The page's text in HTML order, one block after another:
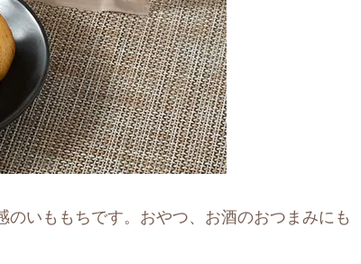
いももちです。おやつ、お酒のおつまみにも